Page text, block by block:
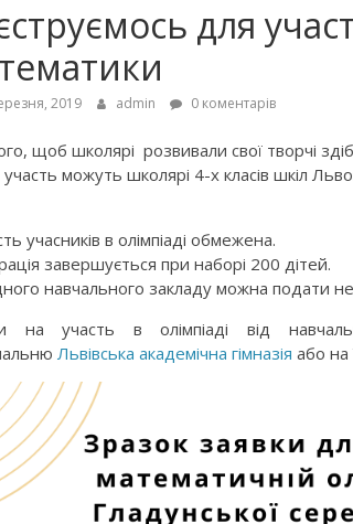
для
2019 admin 0 коментарів
щоб школярі розвивали свої творчі
можуть школярі 4-х класів шкіл
учасників в олімпіаді обмежена.
завершується при наборі 200 дітей.
навчального закладу можна подати
на участь в олімпіаді від
Львівська академічна гімназія або на